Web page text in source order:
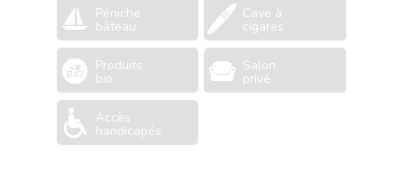
Péniche
bâteau
Cave à
cigares
Produits
bio
Salon
privé
Accès
handicapés